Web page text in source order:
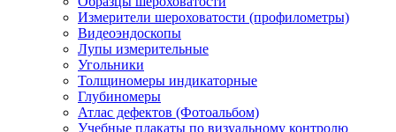
Измерители шероховатости (профилометры)
Видеоэндоскопы
Лупы измерительные
Угольники
Толщиномеры индикаторные
Глубиномеры
Атлас дефектов (Фотоальбом)
Учебные плакаты по визуальному контролю